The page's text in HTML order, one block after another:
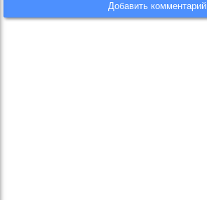
Добавить комментарий